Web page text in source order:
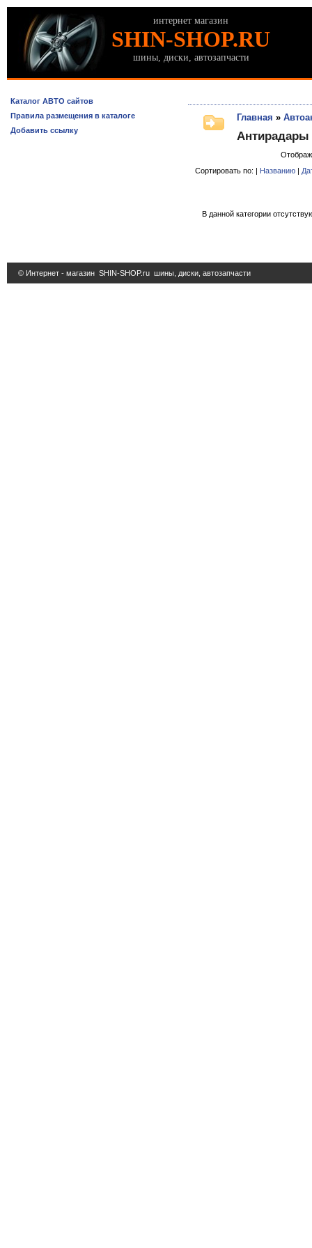
интернет магазин
SHIN-SHOP.RU
шины, диски, автозапчасти
Каталог АВТО сайтов
Правила размещения в каталоге
Добавить ссылку
Главная »
Антирадары
Сортировать по: | Названию |
В данной категории
© Интернет - магазин SHIN-SHOP.ru шины, диски, автозапчасти